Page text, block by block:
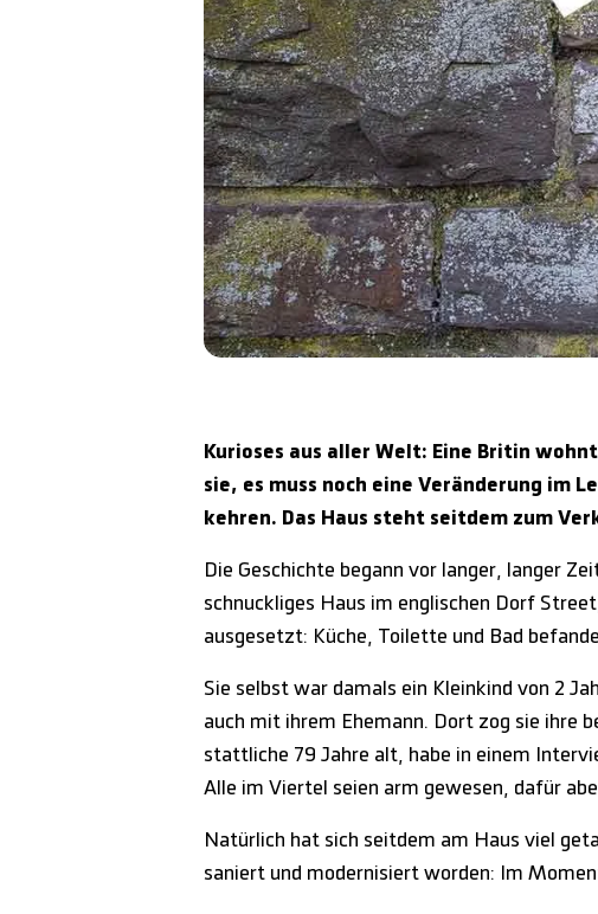
Kurioses aus aller Welt: Eine Britin
sie, es muss noch eine Veränderung im
kehren. Das Haus steht seitdem zum
Die Geschichte begann vor langer, langer
schnuckliges Haus im englischen Dorf
ausgesetzt: Küche, Toilette und Bad
Sie selbst war damals ein Kleinkind von 2
auch mit ihrem Ehemann. Dort zog sie ihre
stattliche 79 Jahre alt, habe in einem
Alle im Viertel seien arm gewesen, dafür
Natürlich hat sich seitdem am Haus viel
saniert und modernisiert worden: Im